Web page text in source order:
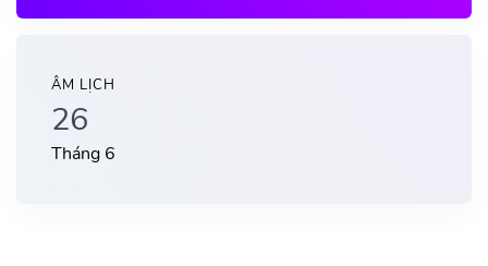
ÂM LỊCH
26
Tháng 6